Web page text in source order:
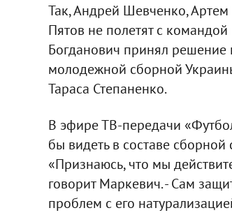
Так, Андрей Шевченко,
Пятов не полетят с
Богданович принял
молодежной сборной
Тараса Степаненко.
В эфире ТВ-передачи
бы видеть в составе сборной
«Признаюсь, что мы
говорит Маркевич. - Сам
проблем с его